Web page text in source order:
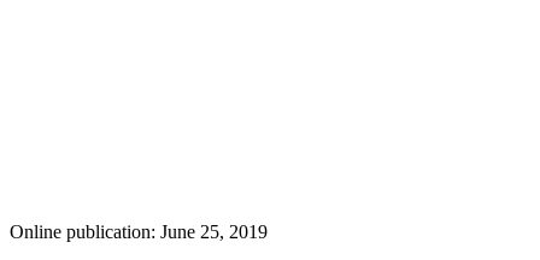
Online publication: June 25, 2019